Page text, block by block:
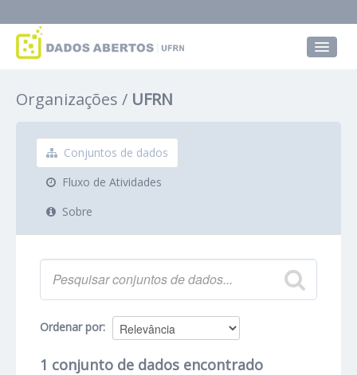
Grupos
Sobre
Organizações UFRN
Conjuntos de dados
Fluxo de Atividades
Sobre
Ordenar por
1 conjunto de dados encontrado